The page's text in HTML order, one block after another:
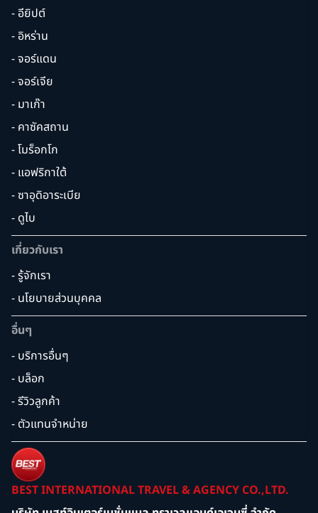
- อียิปต์
- อิหร่าน
- จอร์แดน
- จอร์เจีย
- มาเก๊า
- คาซัคสถาน
- โมร็อกโก
- แอฟริกาใต้
- ซาอุดิอาระเบีย
- ดูไบ
เกี่ยวกับเรา
- รู้จักเรา
- นโยบายส่วนบุคคล
อื่นๆ
- บริการอื่นๆ
- บล็อก
- รีวิวลูกค้า
- ตัวแทนจำหน่าย
BEST INTERNATIONAL TRAVEL & AGENCY CO.,LTD.